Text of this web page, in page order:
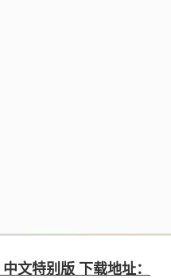
中文特别版 下载地址：